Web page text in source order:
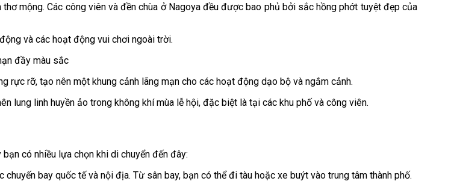
mộng. Các công viên và đền chùa ở Nagoya đều được bao phủ bởi sắc hồng phớt tuyệt đẹp của
và các hoạt động vui chơi ngoài trời.
rực rỡ, tạo nên một khung cảnh lãng mạn cho các hoạt động dạo bộ và ngắm cảnh.
lung linh huyền ảo trong không khí mùa lễ hội, đặc biệt là tại các khu phố và công viên.
có nhiều lựa chọn khi di chuyển đến đây:
bay quốc tế và nội địa. Từ sân bay, bạn có thể đi tàu hoặc xe buýt vào trung tâm thành phố.